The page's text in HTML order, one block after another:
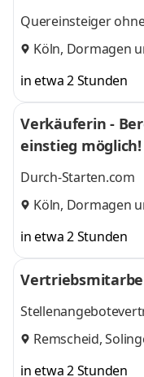
Quereinsteiger
Köln, Dormagen
in etwa 2 Stunden
Verkäuferin -
einstieg möglich!
Durch-Starten.com
Köln, Dormagen
in etwa 2 Stunden
Remscheid,
in etwa 2 Stunden